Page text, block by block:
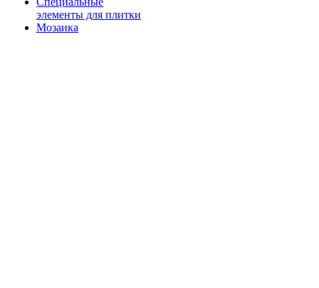
элементы для плитки
Мозаика